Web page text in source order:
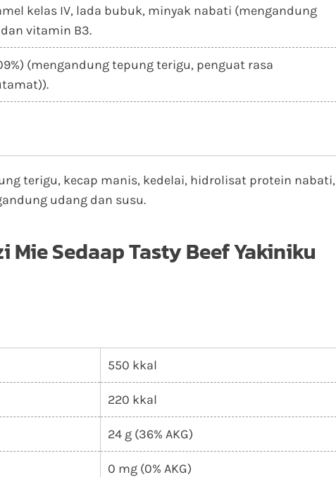
kelas IV, lada bubuk, minyak nabati (mengandung
vitamin B3.
(mengandung tepung terigu, penguat rasa
terigu, kecap manis, kedelai, hidrolisat protein nabati,
udang dan susu.
Mie Sedaap Tasty Beef Yakiniku
550 kkal
220 kkal
24 g (36% AKG)
0 mg (0% AKG)